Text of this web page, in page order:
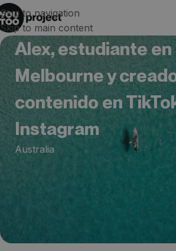
Skip to navigation
Skip to main content
Alex, estudiante en
Melbourne y
contenido en
Instagram
Australia